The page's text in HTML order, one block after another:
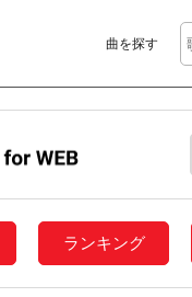
曲を探す
ランキング